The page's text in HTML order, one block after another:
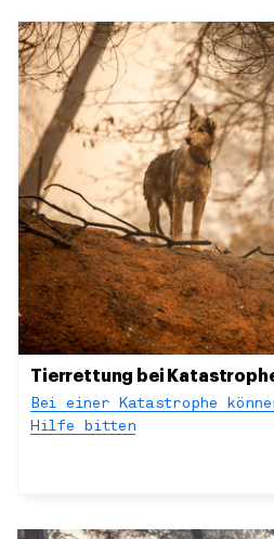
Tierrettung bei
Bei einer Katastrophe
Hilfe bitten